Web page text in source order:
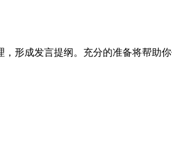
形成发言提纲。充分的准备将帮助